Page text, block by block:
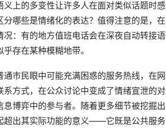
上的多变性让许多人在面对类似话题时感
哪些是情绪化的表达？值得注意的是，在
：有的地方值班电话会在深夜自动转接语
存在某种模糊地带。
市民眼中可能充满困惑的服务热线，在网
方式，在公众讨论中变成了情绪宣泄的对
博弈中的参与者。随着更多细节被挖掘出
超出其实际功能的意义——它既是公共服务